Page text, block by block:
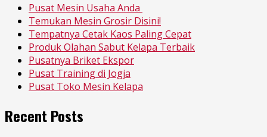
Pusat Mesin Usaha Anda
Temukan Mesin Grosir Disini!
Tempatnya Cetak Kaos Paling Cepat
Produk Olahan Sabut Kelapa Terbaik
Pusatnya Briket Ekspor
Pusat Training di Jogja
Pusat Toko Mesin Kelapa
Recent Posts